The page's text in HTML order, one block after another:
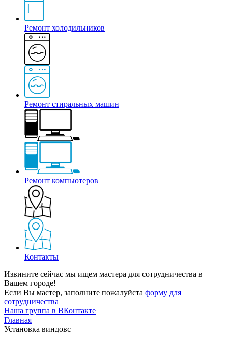
Ремонт холодильников
Ремонт стиральных машин
Ремонт компьютеров
Контакты
Извините сейчас мы ищем мастера для сотрудничества в
Вашем городе!
Если Вы мастер, заполните пожалуйста форму для
сотрудничества
Наша группа в ВКонтакте
Главная
Установка виндовс